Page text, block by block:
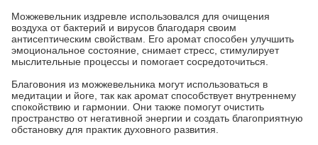
Можжевельник издревле использовался для очищения
воздуха от бактерий и вирусов благодаря своим
антисептическим свойствам. Его аромат способен улучшить
эмоциональное состояние, снимает стресс, стимулирует
мыслительные процессы и помогает сосредоточиться.
Благовония из можжевельника могут использоваться в
медитации и йоге, так как аромат способствует внутреннему
спокойствию и гармонии. Они также помогут очистить
пространство от негативной энергии и создать благоприятную
обстановку для практик духовного развития.